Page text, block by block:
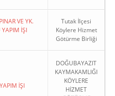
VE YK.
YAPIM İŞI
Tutak İlçesi
Köylere Hizmet
Götürme Birliği
İŞI
DOĞUBAYAZIT
KAYMAKAMLIĞI
KÖYLERE
HİZMET